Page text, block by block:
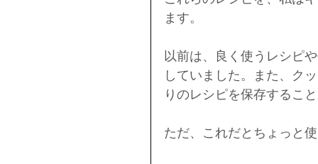
ます。
以前は、良く使うレシピ
していました。また、ク
りのレシピを保存するこ
ただ、これだとちょっと